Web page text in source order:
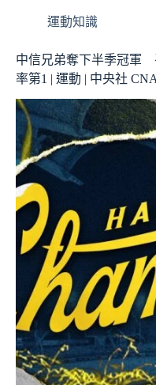
運動知識
中信兄弟奪下半季冠軍
率第1 | 運動 | 中央社 CNA